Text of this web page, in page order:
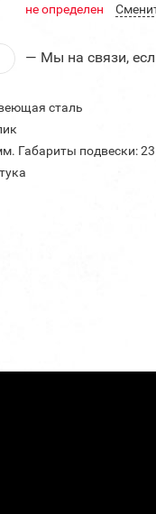
не определен
— Мы на связи,
сталь
Габариты подвески: